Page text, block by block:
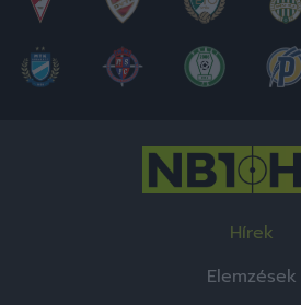
Hírek
Elemzések